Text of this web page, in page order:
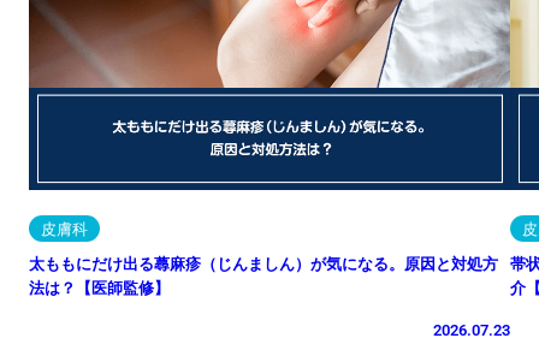
皮膚科
太ももにだけ出る蕁麻疹（じんましん）が気になる。原因と対処方
法は？【医師監修】
2026.07.23
帯
介